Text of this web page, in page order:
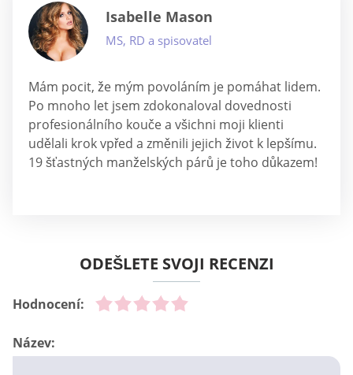
Isabelle Mason
MS, RD a spisovatel
Mám pocit, že mým povoláním je pomáhat lidem.
Po mnoho let jsem zdokonaloval dovednosti
profesionálního kouče a všichni moji klienti
udělali krok vpřed a změnili jejich život k lepšímu.
19 šťastných manželských párů je toho důkazem!
ODEŠLETE SVOJI RECENZI
Hodnocení:
Název: